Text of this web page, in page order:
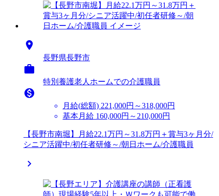

長野県長野市

特別養護老人ホームでの介護職員

月給(総額) 221,000円～318,000円
基本月給 160,000円～210,000円
【長野市南堀】月給22.1万円～31.8万円＋賞与3ヶ月分/
シニア活躍中/初任者研修～/朝日ホーム/介護職員
